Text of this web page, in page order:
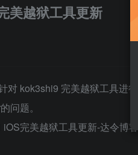
美越狱工具更新
对 kok3shi9 完美越狱工具进
问题。